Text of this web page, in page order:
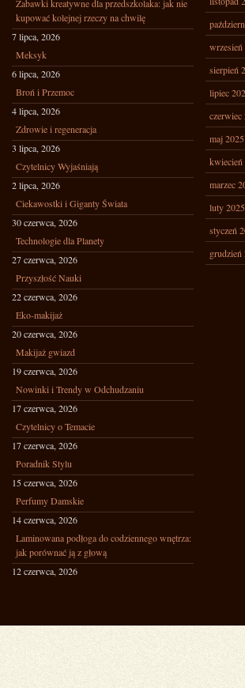
Zabawki kreatywne dla przedszkolaka: jak nie
kupować kolejnej rzeczy na chwilę
7 lipca, 2026
Meksyk
6 lipca, 2026
Broń i Przemoc
4 lipca, 2026
Zdrowie i regeneracja
3 lipca, 2026
Czytelnicy Wyjaśniają
2 lipca, 2026
Ciekawostki i Giganty Świata
30 czerwca, 2026
Technologie dla Planety
27 czerwca, 2026
Przyszłość Nauki
22 czerwca, 2026
Eko-makijaż
20 czerwca, 2026
Makijaż gwiazd
19 czerwca, 2026
Nowinki i Trendy w Odchudzaniu
17 czerwca, 2026
Czytelnicy o Temacie
17 czerwca, 2026
Poradnik Stylu
15 czerwca, 2026
Perfumy Damskie
14 czerwca, 2026
Laminowana podłoga do codziennego wnętrza:
jak porównać ją z głową
12 czerwca, 2026
wrzesień
sierpień
lipiec
czerwiec
maj 2025
kwiecień
marzec
luty 2025
styczeń
grudzień